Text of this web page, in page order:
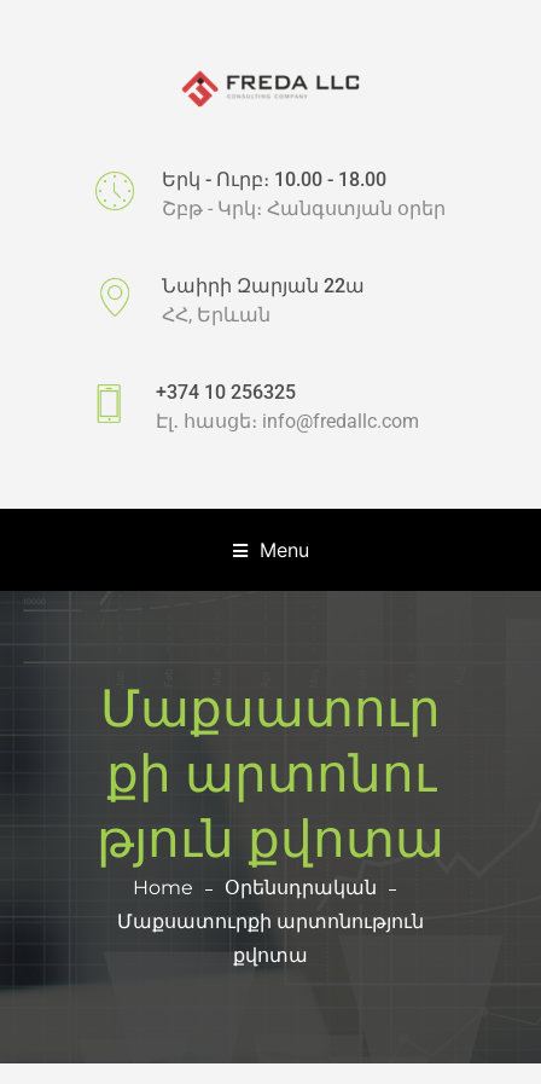
Երկ - Ուրբ։ 10.00 - 18.00
Շբթ - Կրկ։ Հանգստյան օրեր
Նաիրի Զարյան 22ա
ՀՀ, Երևան
+374 10 256325
Էլ․ հասցե։ info@fredallc.com
Menu
Մաքսատուր
քի արտոնու
թյուն քվոտա
Home
Օրենսդրական
Մաքսատուրքի արտոնություն
քվոտա